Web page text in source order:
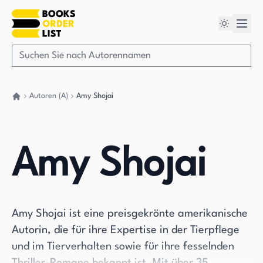
Autoren (A) Amy Shojai
Amy Shojai
Amy Shojai ist eine preisgekrönte amerikanische
Autorin, die für ihre Expertise in der Tierpflege
und im Tierverhalten sowie für ihre fesselnden